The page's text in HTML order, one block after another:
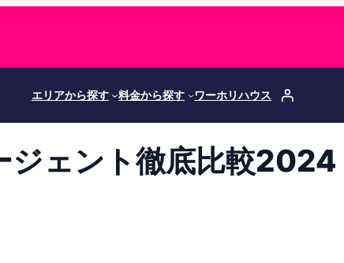
エリアから探す 料金から探す ワーホリハウス
ジェント徹底比較